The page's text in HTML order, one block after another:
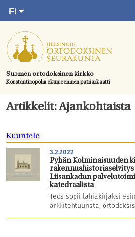
suoraan
sisältöön.
Suomen ortodoksinen kirkko
Konstantinopolin ekumeeninen patriarkaatti
FI
SV
EN
UA
Etusivu
Ajankohtaista
Juhlat & toimitukset
Kirkot
Tule mukaan
Hautausmaa
Yhteystiedot
Artikkelit: Ajankohtaista
Kuuntele
3.2.2022
Pyhän Kolminaisuuden
rakennushistoriaselvitys
Liisankadun
katedraalista
Teos sopii lahjakirjaksi
arkkitehtuurista,